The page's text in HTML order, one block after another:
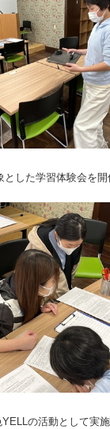
した学習体験会を開
の活動として実